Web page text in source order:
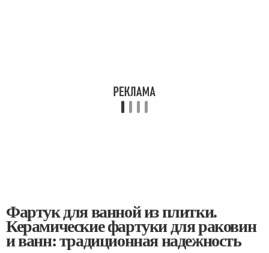
Фартук для ванной из плитки.
Керамические фартуки для раковин
и ванн: традиционная надежность